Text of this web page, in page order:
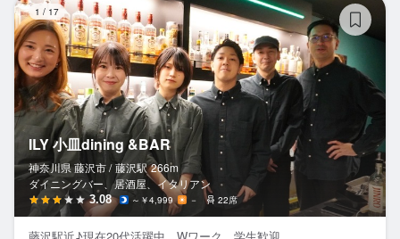
閲覧履歴
気になる求人
検索履歴・保存した条件
応募履歴
WEB履歴書
1 / 17
ILY 小皿dining &BAR
神奈川県 藤沢市 / 藤沢駅 266m
ダイニングバー、居酒屋、イタリアン
3.08 ～￥4,999 － 22席